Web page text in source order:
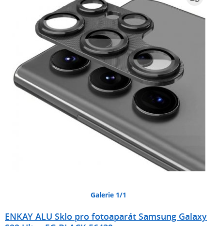
Galerie 1/1
ENKAY ALU Sklo pro fotoaparát Samsung Galaxy